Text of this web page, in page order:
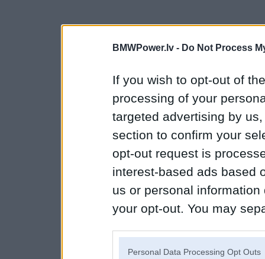
BMWPower.lv - Do Not Process
If you wish to opt-out of
processing of your
targeted advertising by
section to confirm your
opt-out request is
interest-based ads based
us or personal
your opt-out. You may
Personal Data Processing Opt Outs